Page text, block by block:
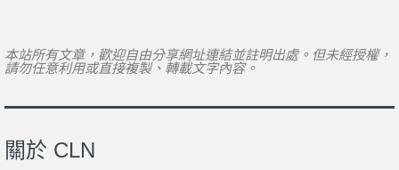
本站所有文章，歡迎自由分享網址連結並註明出處。但未經授權，
請勿任意利用或直接複製、轉載文字內容。
關於 CLN